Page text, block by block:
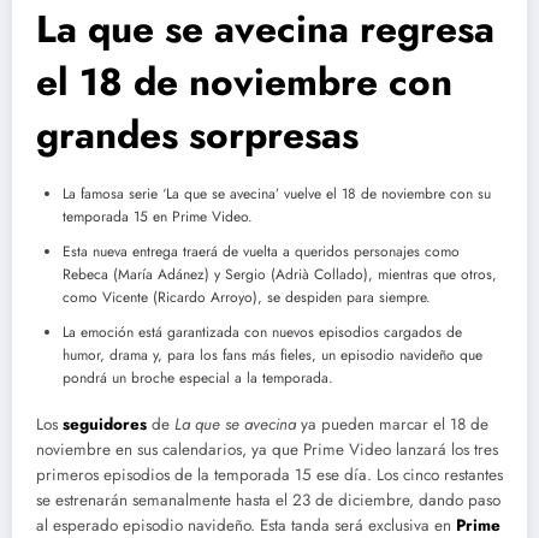
La que se avecina regresa
el 18 de noviembre con
grandes sorpresas
La famosa serie ‘La que se avecina’ vuelve el 18 de noviembre con su
temporada 15 en Prime Video.
Esta nueva entrega traerá de vuelta a queridos personajes como
Rebeca (María Adánez) y Sergio (Adrià Collado), mientras que otros,
como Vicente (Ricardo Arroyo), se despiden para siempre.
La emoción está garantizada con nuevos episodios cargados de
humor, drama y, para los fans más fieles, un episodio navideño que
pondrá un broche especial a la temporada.
Los seguidores de La que se avecinaya pueden marcar el 18 de
noviembre en sus calendarios, ya que Prime Video lanzará los tres
primeros episodios de la temporada 15 ese día. Los cinco restantes
se estrenarán semanalmente hasta el 23 de diciembre, dando paso
al esperado episodio navideño. Esta tanda será exclusiva en Prime